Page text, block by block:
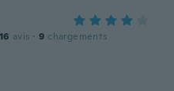
16 avis · 9 chargements